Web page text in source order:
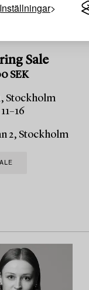
Inställningar
Sale
SEK
Stockholm
2, Stockholm